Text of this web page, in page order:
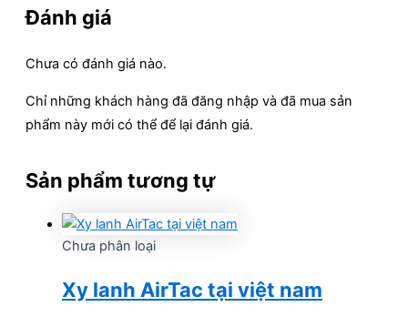
Đánh giá
Chưa có đánh giá nào.
Chỉ những khách hàng đã đăng nhập và đã mua sản
phẩm này mới có thể để lại đánh giá.
Sản phẩm tương tự
Chưa phân loại
Xy lanh AirTac tại việt nam